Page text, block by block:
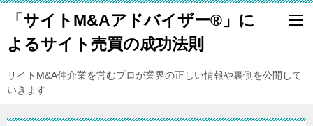
「サイトM&Aアドバイザー®️」に
よるサイト売買の成功法則
サイトM&A仲介業を営むプロが業界の正しい情報や裏側を公開して
いきます